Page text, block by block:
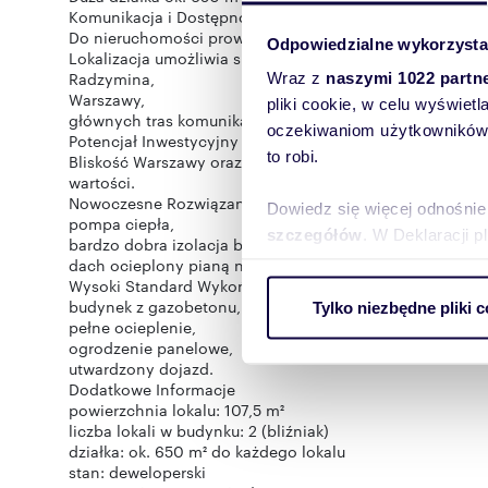
Odpowiedzialne
Wraz z naszymi 1022
pliki cookie, w celu
oczekiwaniom
to robi.
Dowiedz się więcej
szczegółów . W Deklaracji
ruch w naszej witrynie.
reklamowym i
uzyskanymi podczas
Tylko niezbędne pliki
Komunikacja i Dostępność
Do nieruchomości prowadzi utwardzona droga
Lokalizacja umożliwia sprawny dojazd do:
Radzymina,
Warszawy,
głównych tras komunikacyjnych regionu.
Potencjał Inwestycyjny
Bliskość Warszawy oraz rozwijające się okolice
wartości.
Nowoczesne Rozwiązania Energooszczędne
pompa ciepła,
bardzo dobra izolacja budynku,
dach ocieplony pianą natryskową.
Wysoki Standard Wykończenia
budynek z gazobetonu,
pełne ocieplenie,
ogrodzenie panelowe,
utwardzony dojazd.
Dodatkowe Informacje
powierzchnia lokalu: 107,5 m²
liczba lokali w budynku: 2 (bliźniak)
działka: ok. 650 m² do każdego lokalu
stan: deweloperski